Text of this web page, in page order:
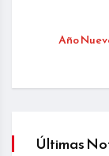
Año
Últimas